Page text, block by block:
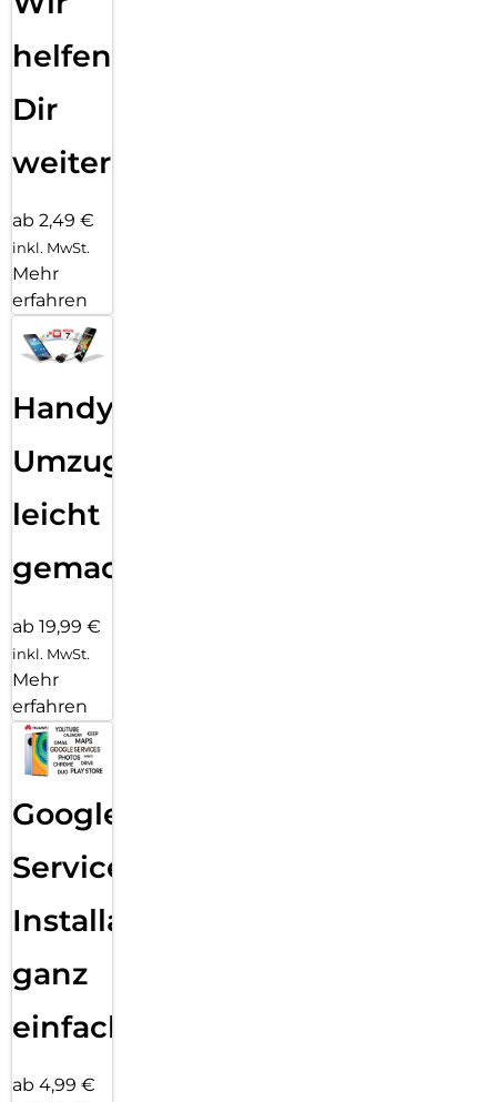
helfen
Dir
weiter
ab 2,49 €
inkl. MwSt.
Mehr
erfahren
Handy
Umzug
leicht
gemacht!
ab 19,99 €
inkl. MwSt.
Mehr
erfahren
Google
Services
Installation
ganz
einfach
ab 4,99 €